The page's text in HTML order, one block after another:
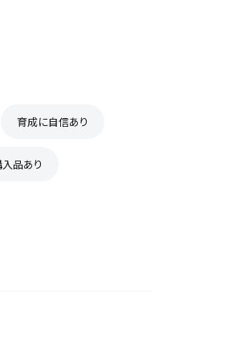
育成に自信あり
品あり